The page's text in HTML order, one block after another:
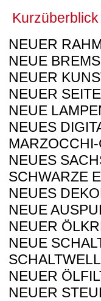
NEUER
NEUE
NEUER
NEUER
NEUE
NEUES
NEUES
SCHWARZE
NEUES
NEUE
NEUER
NEUE
NEUER
NEUER